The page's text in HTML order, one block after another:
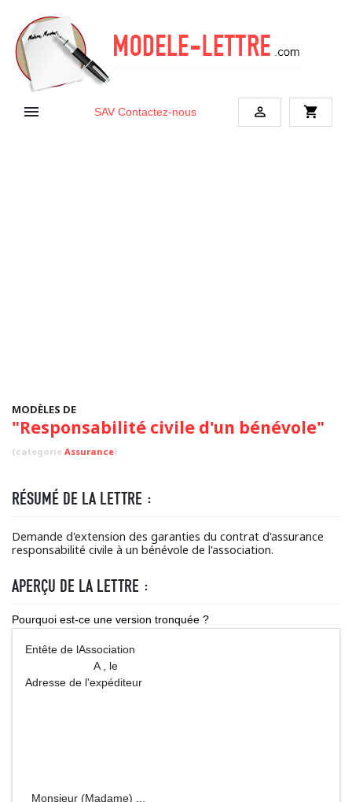
 SAV Contactez-nous  shopping_cart
MODÈLES DE
"Responsabilité civile d'un bénévole"
(categorie Assurance)
RÉSUMÉ DE LA LETTRE :
Demande d'extension des garanties du contrat d'assurance
responsabilité civile à un bénévole de l'association.
APERÇU DE LA LETTRE :
Pourquoi est-ce une version tronquée ?
Entête de lAssociation
A , le
Adresse de l'expéditeur
Monsieur (Madame) ...